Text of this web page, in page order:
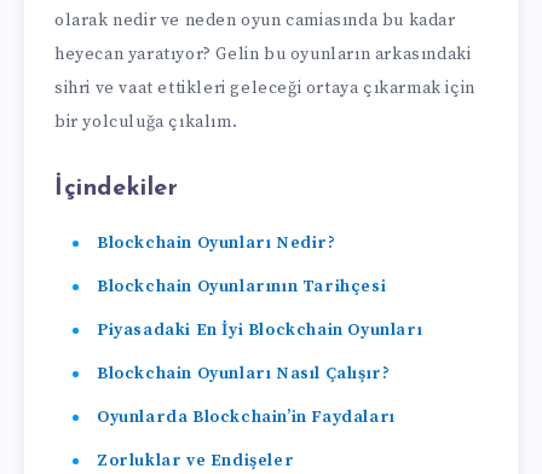
olarak nedir ve neden oyun camiasında bu kadar
heyecan yaratıyor? Gelin bu oyunların arkasındaki
sihri ve vaat ettikleri geleceği ortaya çıkarmak için
bir yolculuğa çıkalım.
İçindekiler
Blockchain Oyunları Nedir?
Blockchain Oyunlarının Tarihçesi
Piyasadaki En İyi Blockchain Oyunları
Blockchain Oyunları Nasıl Çalışır?
Oyunlarda Blockchain’in Faydaları
Zorluklar ve Endişeler